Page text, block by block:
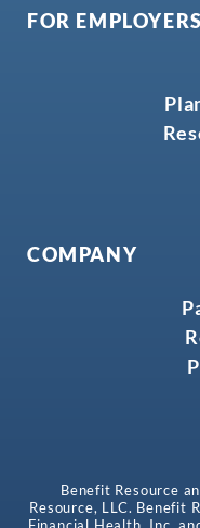
FOR EMPLOYERS
COMPANY
Benefit Resource
Resource, LLC. Benefit